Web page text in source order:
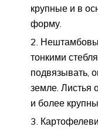
крупные и в
форму.
тонкими
подвязывать,
земле. Листья
и более